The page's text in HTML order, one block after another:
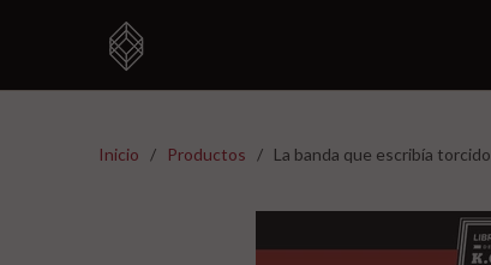
Inicio / Productos / La banda que escribía torcido